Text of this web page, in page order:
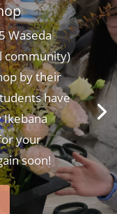
Waseda
community)
by their
have
your
soon!